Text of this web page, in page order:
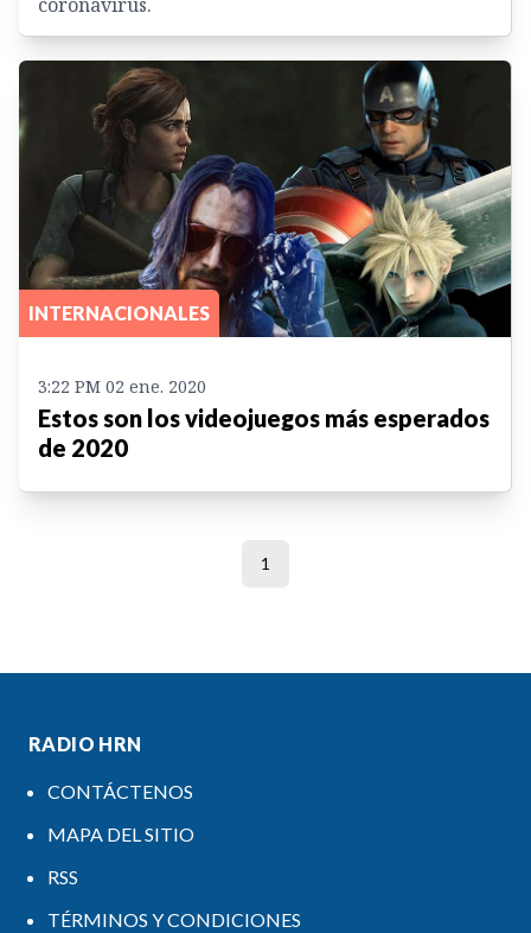
INTERNACIONALES
3:22 PM 02 ene. 2020
Estos son los videojuegos más esperados
de 2020
1
RADIO HRN
CONTÁCTENOS
MAPA DEL SITIO
RSS
TÉRMINOS Y CONDICIONES